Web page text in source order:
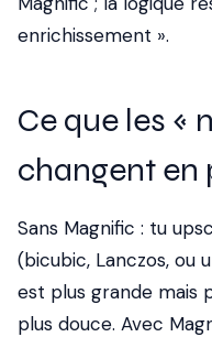
enrichissement ».
Ce que les «
changent en
Sans Magnific : tu
(bicubic, Lanczos, ou
est plus grande mais
plus douce. Avec